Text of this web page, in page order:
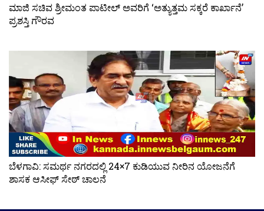
ಮಾಜಿ ಸಚಿವ ಶ್ರೀಮಂತ ಪಾಟೀಲ್ ಅವರಿಗೆ ‘ಅತ್ಯುತ್ತಮ ಸಕ್ಕರೆ ಕಾರ್ಖಾನೆ’
ಪ್ರಶಸ್ತಿ ಗೌರವ
ಬೆಳಗಾವಿ: ಸಮರ್ಥ ನಗರದಲ್ಲಿ 24×7 ಕುಡಿಯುವ ನೀರಿನ ಯೋಜನೆಗೆ
ಶಾಸಕ ಆಸೀಫ್ ಸೇಠ್ ಚಾಲನೆ